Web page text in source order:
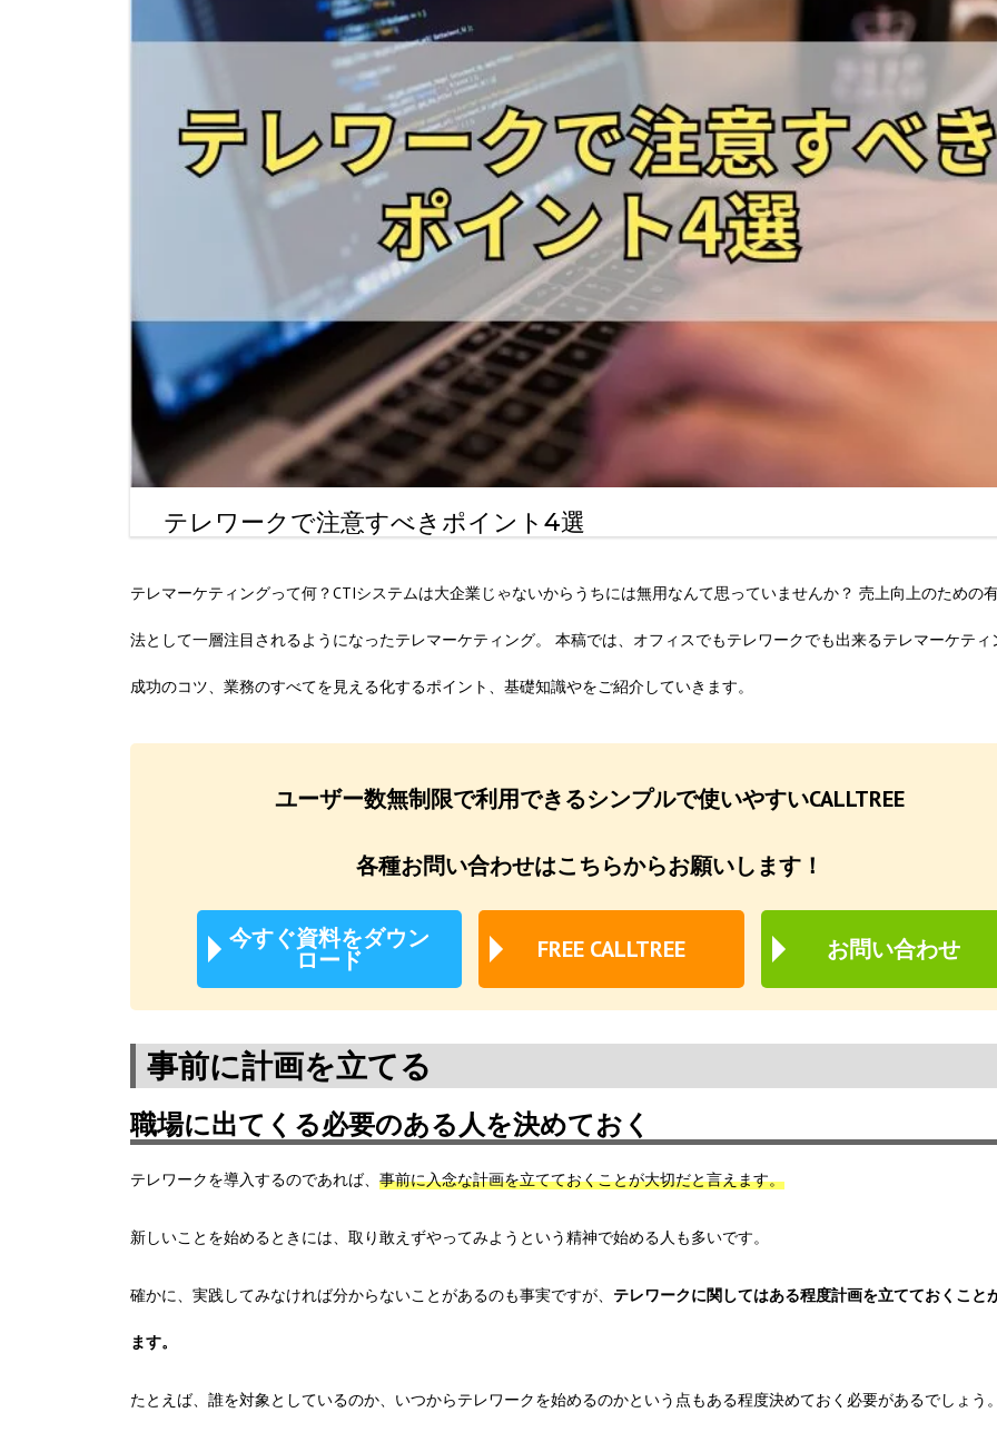
コールセンターのモニタリング機
法とは？
コールセンター業務の効率化の方
は
インサイドセールスツールのおす
め6種！
テレワークで注意すべきポイント4選
テレマーケティングって何？CTIシステムは大企業じゃないからうちには無用なんて思っていませんか？ 売上向上のための
法として一層注目されるようになったテレマーケティング。 本稿では、オフィスでもテレワークでも出来るテレマーケティ
成功のコツ、業務のすべてを見える化するポイント、基礎知識やをご紹介していきます。
ユーザー数無制限で利用できるシンプルで使いやすいCALLTREE
各種お問い合わせはこちらからお願いします！
今すぐ資料をダウン
ロード FREE CALLTREE お問い合わせ
事前に計画を立てる
職場に出てくる必要のある人を決めておく
テレワークを導入するのであれば、 事前に入念な計画を立てておくことが大切だと言えます。
新しいことを始めるときには、取り敢えずやってみようという精神で始める人も多いです。
確かに、実践してみなければ分からないことがあるのも事実ですが、 テレワークに関してはある程度計画を立てておくこと
ます。
たとえば、誰を対象としているのか、いつからテレワークを始めるのかという点もある程度決めておく必要があるでしょう